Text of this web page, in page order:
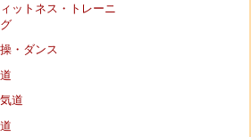
ットネス・トレーニ
・ダンス
道